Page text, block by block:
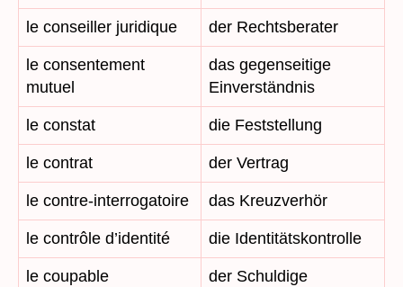
le conseiller juridique der Rechtsberater
le consentement
mutuel
das gegenseitige
Einverständnis
le constat die Feststellung
le contrat der Vertrag
le contre-interrogatoire das Kreuzverhör
le contrôle d’identité die Identitätskontrolle
le coupable der Schuldige